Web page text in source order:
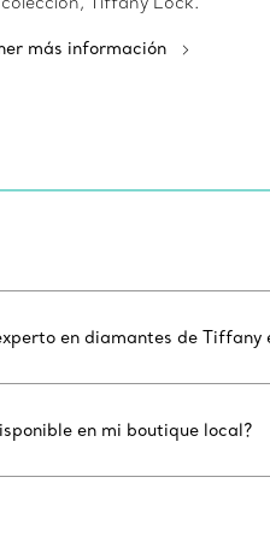
más información
en diamantes de Tiffany
en mi boutique local?